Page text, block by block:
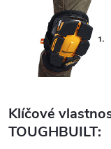
Klíčové
TOUGHBUILT: